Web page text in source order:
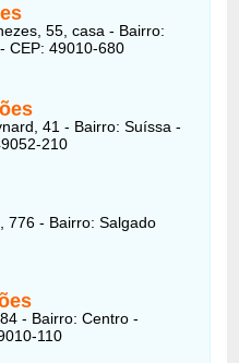
55, casa - Bairro:
CEP: 49010-680
41 - Bairro: Suíssa -
210
776 - Bairro: Salgado
- Bairro: Centro -
110